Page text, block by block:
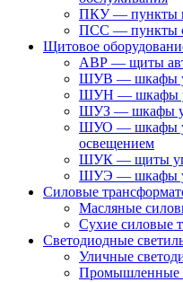
ПКУ — пункты
ПСС — пункты
Щитовое
АВР — щиты
ШУВ — шкафы
ШУН — шкафы
ШУЗ — шкафы
ШУО — шкафы
освещением
ШУК — щиты
ШУЭ — шкафы
Силовые
Масляные
Сухие силовые
Светодиодные
Уличные
Промышленные